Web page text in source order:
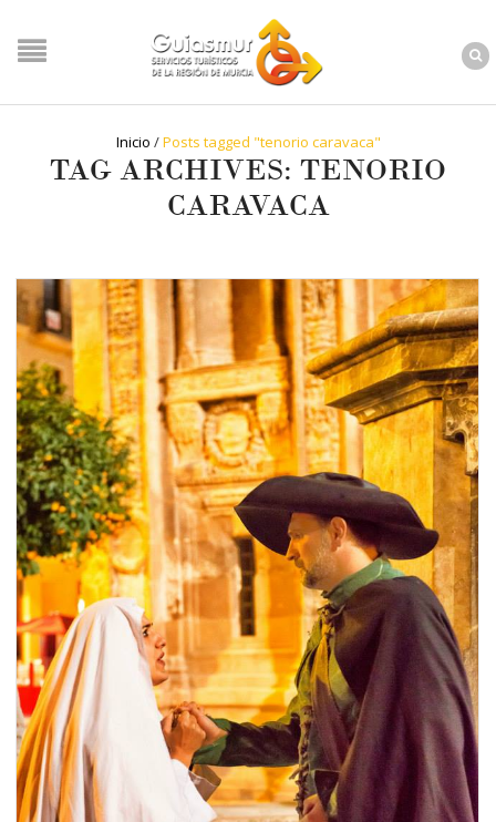
Inicio /Posts tagged "tenorio caravaca"
TAG ARCHIVES: TENORIO
CARAVACA